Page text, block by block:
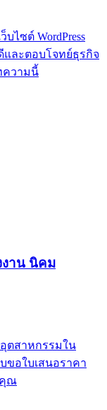
ไซต์ WordPress
และตอบโจทย์ธุรกิจ
ความนี้
งาน นิคม
ตสาหกรรมใน
ขอใบเสนอราคา
คุณ